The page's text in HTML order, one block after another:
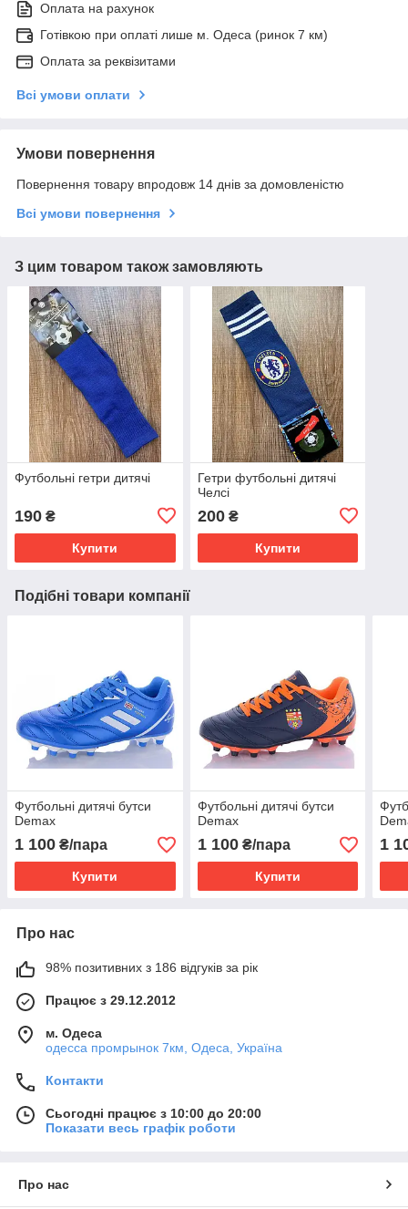
Оплата на рахунок
Готівкою при оплаті лише м. Одеса (ринок 7 км)
Оплата за реквізитами
Всі умови оплати
Умови повернення
Повернення товару впродовж 14 днів за домовленістю
Всі умови повернення
З цим товаром також замовляють
Футбольні гетри дитячі
190 ₴
Купити
Гетри футбольні дитячі
Челсі
200₴
Купити
Подібні товари компанії
Футбольні дитячі бутси
Demax
1 100 ₴/пара
Купити
Футбольні дитячі бутси
Demax
1 100₴/пара
Купити
1
Про нас
98% позитивних з 186 відгуків за рік
Працює з 29.12.2012
м. Одеса
одесса промрынок 7км, Одеса, Україна
Контакти
Сьогодні працює з 10:00 до 20:00
Показати весь графік роботи
Про нас